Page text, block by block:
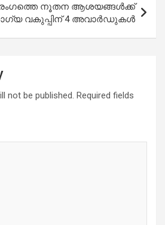
നൂതന ആശയങ്ങള്‍ക്ക്
വകുപ്പിന് 4 അവാര്‍ഡുകള്‍
not be published. Required fields